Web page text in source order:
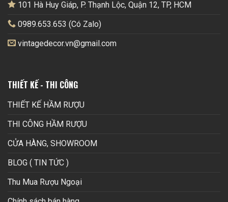
101 Hà Huy Giáp, P. Thạnh Lộc, Quận 12, TP, HCM
0989.653.653 (Có Zalo)
vintagedecor.vn@gmail.com
THIẾT KẾ - THI CÔNG
THIẾT KẾ HẦM RƯỢU
THI CÔNG HẦM RƯỢU
CỬA HÀNG, SHOWROOM
BLOG ( TIN TỨC )
Thu Mua Rượu Ngoại